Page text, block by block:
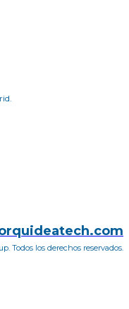
Todos los derechos reservados.